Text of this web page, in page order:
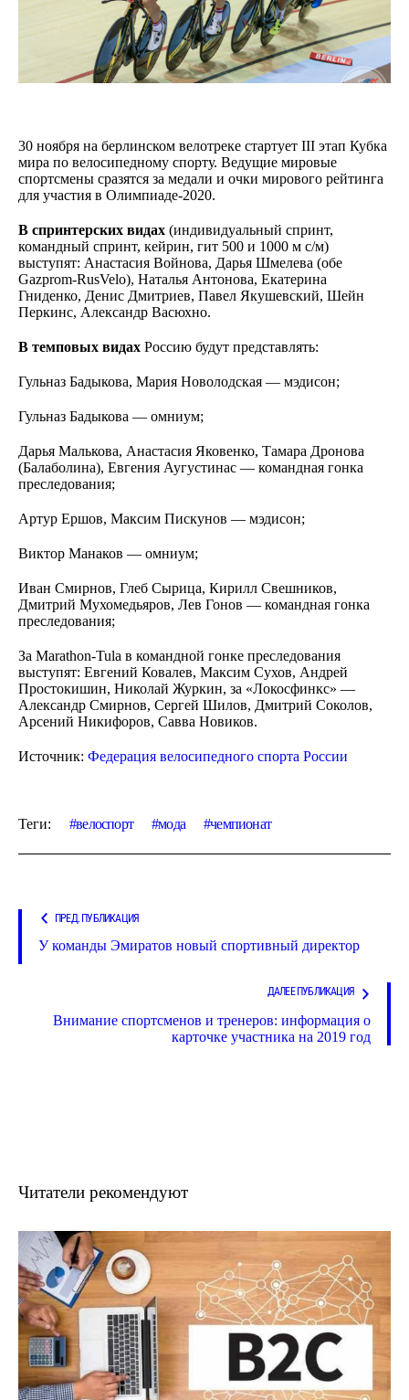
30 ноября на берлинском велотреке стартует III этап Кубка
мира по велосипедному спорту. Ведущие мировые
спортсмены сразятся за медали и очки мирового рейтинга
для участия в Олимпиаде-2020.
В спринтерских видах (индивидуальный спринт,
командный спринт, кейрин, гит 500 и 1000 м с/м)
выступят: Анастасия Войнова, Дарья Шмелева (обе
Gazprom-RusVelo), Наталья Антонова, Екатерина
Гниденко, Денис Дмитриев, Павел Якушевский, Шейн
Перкинс, Александр Васюхно.
В темповых видах Россию будут представлять:
Гульназ Бадыкова, Мария Новолодская — мэдисон;
Гульназ Бадыкова — омниум;
Дарья Малькова, Анастасия Яковенко, Тамара Дронова
(Балаболина), Евгения Аугустинас — командная гонка
преследования;
Артур Ершов, Максим Пискунов — мэдисон;
Виктор Манаков — омниум;
Иван Смирнов, Глеб Сырица, Кирилл Свешников,
Дмитрий Мухомедьяров, Лев Гонов — командная гонка
преследования;
За Marathon-Tula в командной гонке преследования
выступят: Евгений Ковалев, Максим Сухов, Андрей
Простокишин, Николай Журкин, за «Локосфинкс» —
Александр Смирнов, Сергей Шилов, Дмитрий Соколов,
Арсений Никифоров, Савва Новиков.
Источник: Федерация велосипедного спорта России
Теги: велоспорт мода чемпионат
ПРЕД. ПУБЛИКАЦИЯ
У команды Эмиратов новый спортивный директор
ДАЛЕЕ ПУБЛИКАЦИЯ
Внимание спортсменов и тренеров: информация о
карточке участника на 2019 год
Читатели рекомендуют